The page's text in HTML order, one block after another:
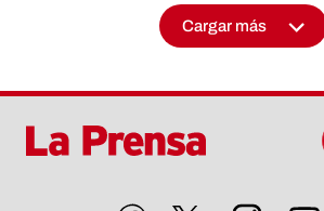
Cargar más